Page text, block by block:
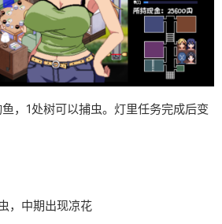
，1处树可以捕虫。灯里任务完成后变
，中期出现凉花